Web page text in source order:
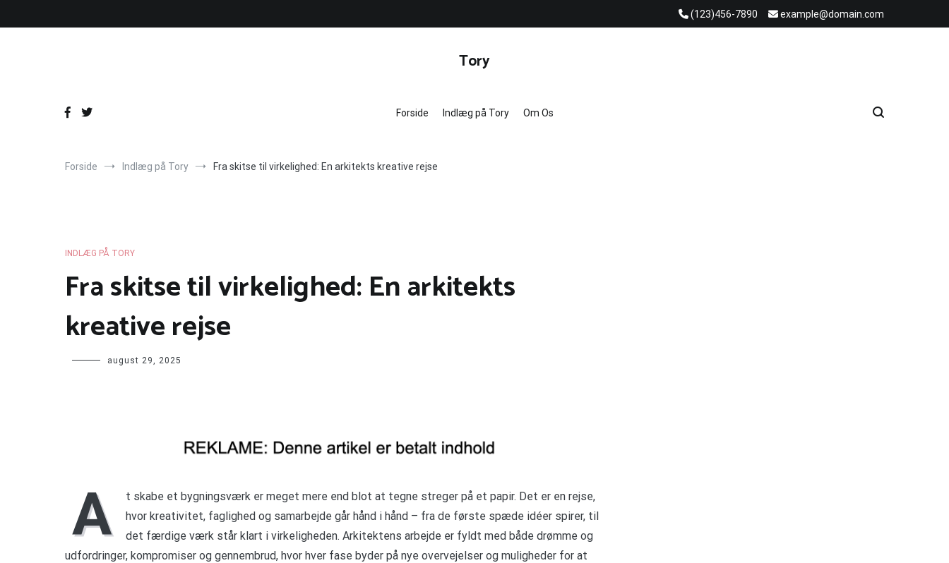
(123)456-7890 example@domain.com
Tory
Forside Indlæg på Tory Om Os
Forside Indlæg på Tory Fra skitse til virkelighed: En arkitekts kreative rejse
INDLÆG PÅ TORY
Fra skitse til virkelighed: En arkitekts
kreative rejse
august 29, 2025
A
t skabe et bygningsværk er meget mere end blot at tegne streger på et papir. Det er en rejse,
hvor kreativitet, faglighed og samarbejde går hånd i hånd – fra de første spæde idéer spirer, til
det færdige værk står klart i virkeligheden. Arkitektens arbejde er fyldt med både drømme og
udfordringer, kompromiser og gennembrud, hvor hver fase byder på nye overvejelser og muligheder for at